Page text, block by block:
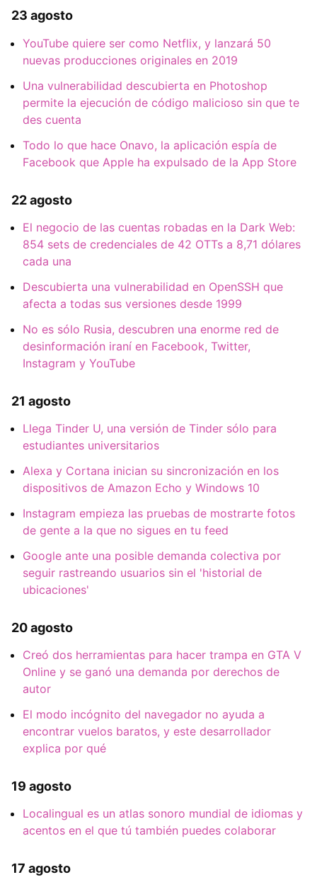
23 agosto
YouTube quiere ser como Netflix, y lanzará 50
nuevas producciones originales en 2019
Una vulnerabilidad descubierta en Photoshop
permite la ejecución de código malicioso sin que te
des cuenta
Todo lo que hace Onavo, la aplicación espía de
Facebook que Apple ha expulsado de la App Store
22 agosto
El negocio de las cuentas robadas en la Dark Web:
854 sets de credenciales de 42 OTTs a 8,71 dólares
cada una
Descubierta una vulnerabilidad en OpenSSH que
afecta a todas sus versiones desde 1999
No es sólo Rusia, descubren una enorme red de
desinformación iraní en Facebook, Twitter,
Instagram y YouTube
21 agosto
Llega Tinder U, una versión de Tinder sólo para
estudiantes universitarios
Alexa y Cortana inician su sincronización en los
dispositivos de Amazon Echo y Windows 10
Instagram empieza las pruebas de mostrarte fotos
de gente a la que no sigues en tu feed
Google ante una posible demanda colectiva por
seguir rastreando usuarios sin el 'historial de
ubicaciones'
20 agosto
Creó dos herramientas para hacer trampa en GTA V
Online y se ganó una demanda por derechos de
autor
El modo incógnito del navegador no ayuda a
encontrar vuelos baratos, y este desarrollador
explica por qué
19 agosto
Localingual es un atlas sonoro mundial de idiomas y
acentos en el que tú también puedes colaborar
17 agosto